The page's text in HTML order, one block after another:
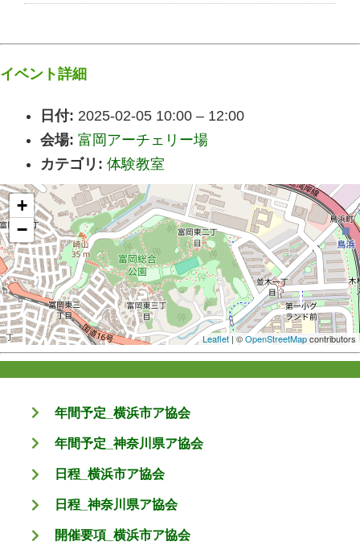
イベント詳細
日付: 2025-02-05 10:00 – 12:00
会場: 富岡アーチェリー場
カテゴリ: 体験教室
+
−
Leaflet | ©OpenStreetMapcontributors
年間予定_横浜市ア協会
年間予定_神奈川県ア協会
日程_横浜市ア協会
日程_神奈川県ア協会
開催要項_横浜市ア協会